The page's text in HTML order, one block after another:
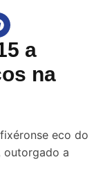
a
na
eco do
outorgado a